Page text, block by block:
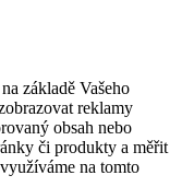
základě Vašeho
reklamy
obsah nebo
či produkty a měřit
na tomto